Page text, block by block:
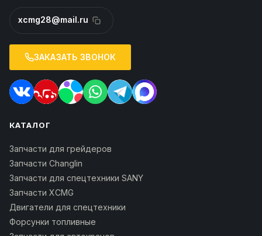
xcmg28@mail.ru
ЗАКАЗАТЬ ЗВОНОК
КАТАЛОГ
Запчасти для грейдеров
Запчасти Changlin
Запчасти для спецтехники SANY
Запчасти XCMG
Двигатели для спецтехники
Форсунки топливные